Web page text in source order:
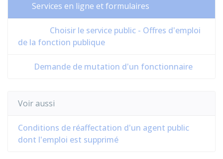
Services en ligne et formulaires
Choisir le service public - Offres d'emploi
de la fonction publique
Demande de mutation d'un fonctionnaire
Voir aussi
Conditions de réaffectation d'un agent public
dont l'emploi est supprimé